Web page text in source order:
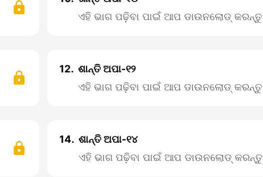
ଏହି ଭାଗ ପଢ଼ିବା ପାଇଁ ଆପ ଡାଉନଲୋଡ୍ କରନ୍ତୁ
12. ଶାନ୍ତି ଅପା-୧୨
ଏହି ଭାଗ ପଢ଼ିବା ପାଇଁ ଆପ ଡାଉନଲୋଡ୍ କରନ୍ତୁ
14. ଶାନ୍ତି ଅପା-୧୪
ଏହି ଭାଗ ପଢ଼ିବା ପାଇଁ ଆପ ଡାଉନଲୋଡ୍ କରନ୍ତୁ